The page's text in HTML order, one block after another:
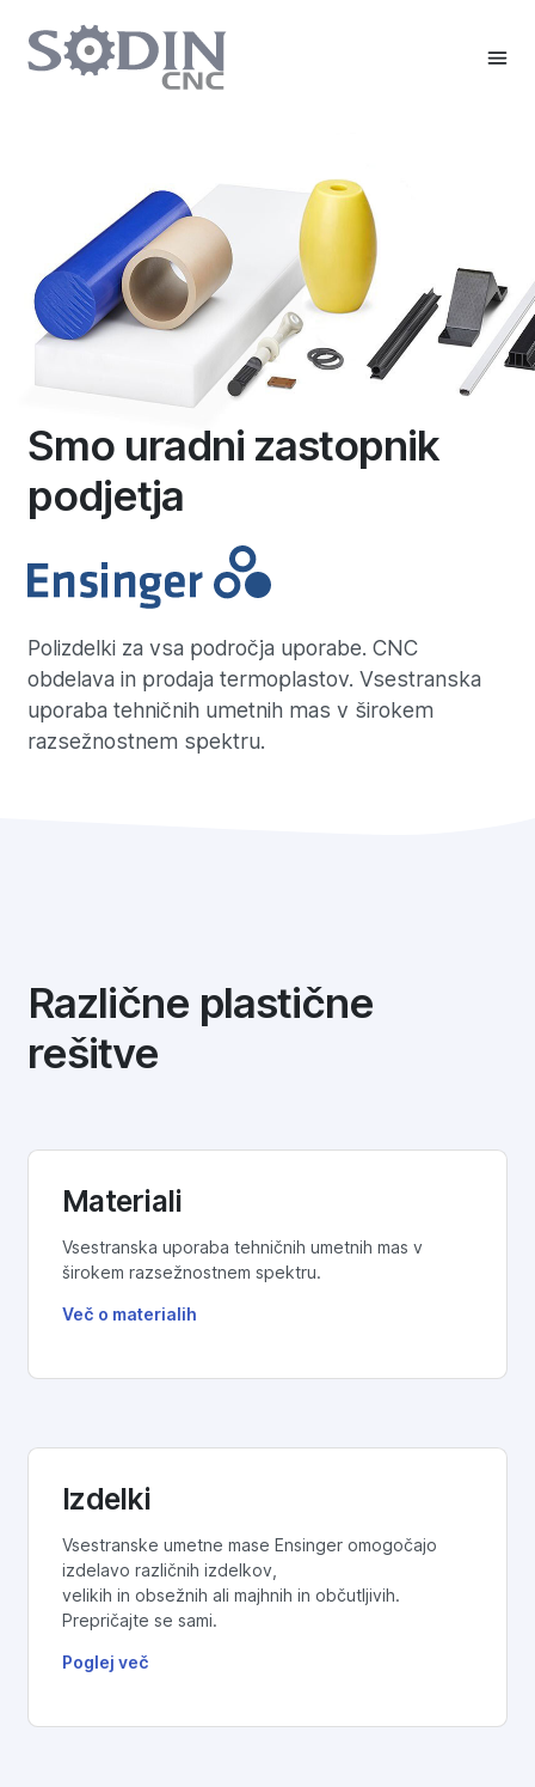
Smo uradni zastopnik
podjetja
Polizdelki za vsa področja uporabe. CNC
obdelava in prodaja termoplastov. Vsestranska
uporaba tehničnih umetnih mas v širokem
razsežnostnem spektru.
Različne plastične
rešitve
Materiali
Vsestranska uporaba tehničnih umetnih mas v
širokem razsežnostnem spektru.
Več o materialih
Izdelki
Vsestranske umetne mase Ensinger omogočajo
izdelavo različnih izdelkov,
velikih in obsežnih ali majhnih in občutljivih.
Prepričajte se sami.
Poglej več